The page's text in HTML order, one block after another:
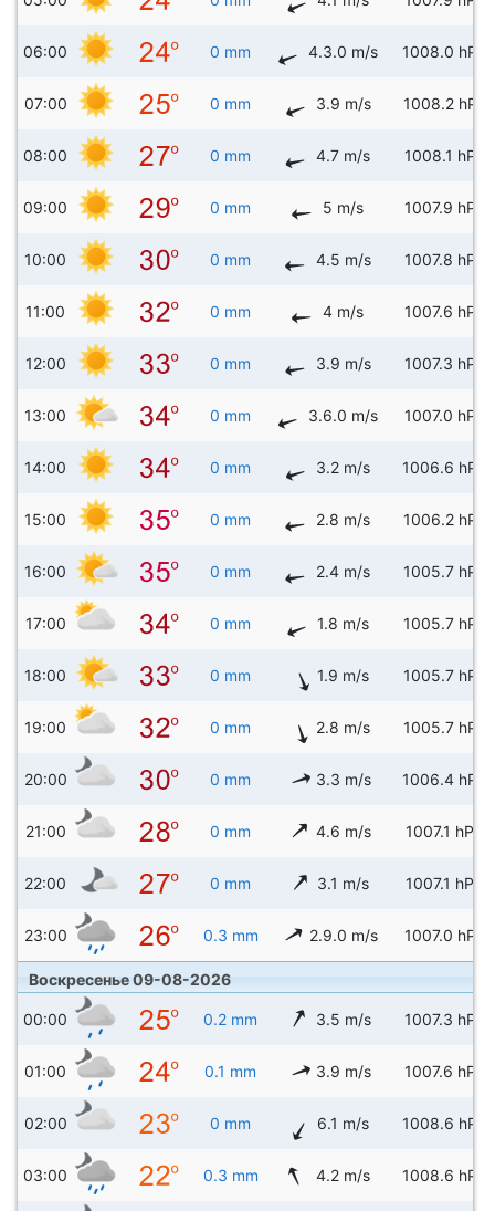
06:00 0 mm 4.3.0 m/s 1008.0 hPa
07:00 0 mm 3.9 m/s 1008.2 hPa
08:00 0 mm 4.7 m/s 1008.1 hPa
09:00 0 mm 5 m/s 1007.9 hPa
10:00 0 mm 4.5 m/s 1007.8 hPa
11:00 0 mm 4 m/s 1007.6 hPa
12:00 0 mm 3.9 m/s 1007.3 hPa
13:00 0 mm 3.6.0 m/s 1007.0 hPa
14:00 0 mm 3.2 m/s 1006.6 hPa
15:00 0 mm 2.8 m/s 1006.2 hPa
16:00 0 mm 2.4 m/s 1005.7 hPa
17:00 0 mm 1.8 m/s 1005.7 hPa
18:00 0 mm 1.9 m/s 1005.7 hPa
19:00 0 mm 2.8 m/s 1005.7 hPa
20:00 0 mm 3.3 m/s 1006.4 hPa
21:00 0 mm 4.6 m/s 1007.1 hPa
22:00 0 mm 3.1 m/s 1007.1 hPa
23:00 0.3 mm 2.9.0 m/s 1007.0 hPa
Воскресенье 09-08-2026
00:00 0.2 mm 3.5 m/s 1007.3 hPa
01:00 0.1 mm 3.9 m/s 1007.6 hPa
02:00 0 mm 6.1 m/s 1008.6 hPa
03:00 0.3 mm 4.2 m/s 1008.6 hPa